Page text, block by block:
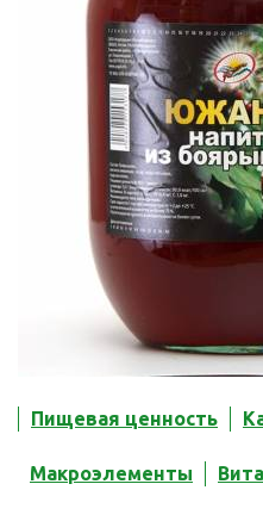
Пищевая ценность
Макроэлементы